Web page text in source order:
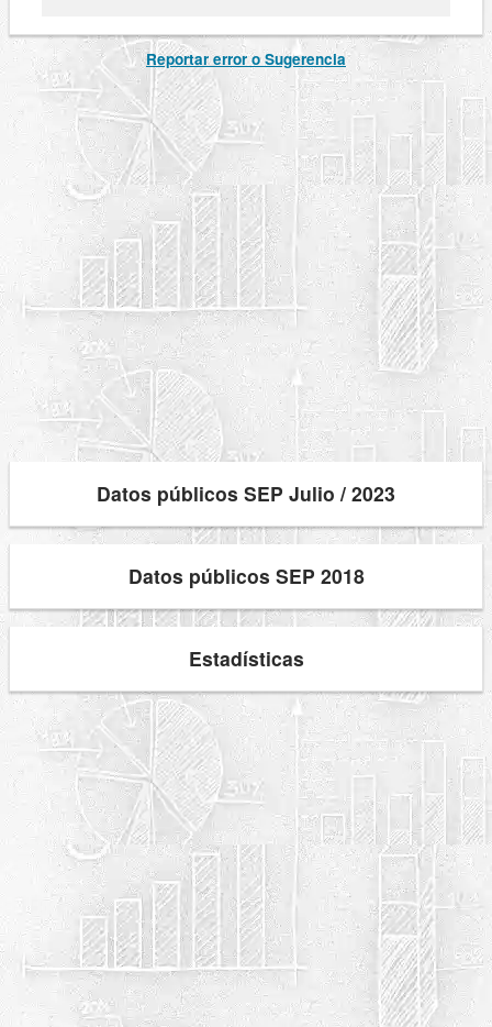
Reportar error o Sugerencia
Datos públicos SEP Julio / 2023
Datos públicos SEP 2018
Estadísticas